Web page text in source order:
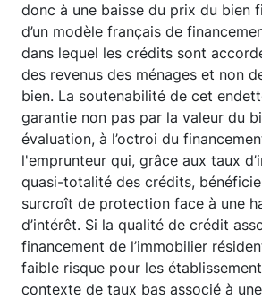
donc à une baisse du prix du bien
d’un modèle français de
dans lequel les crédits sont
des revenus des ménages et non
bien. La soutenabilité de cet
garantie non pas par la valeur du
évaluation, à l’octroi du
l'emprunteur qui, grâce aux taux
quasi-totalité des crédits, bénéficie
surcroît de protection face à une
d’intérêt. Si la qualité de crédit
financement de l’immobilier
faible risque pour les
contexte de taux bas associé à